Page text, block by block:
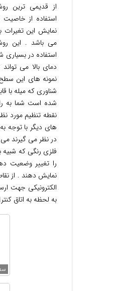
از قدیمی ترین
استفاده از
نمایش این
می باشد . این
استفاده در
دمای بالا می
نمونه های این
شناوری که میله با
شده است شما به
نقطه تنظیم مورد
های دیگر با توجه
در نظر می گیرند
فلزی رنگی که شبیه
را تغییر وضعیت
نمایش دهند . از
الکترونیکی جهت
به لحظه به اتاق